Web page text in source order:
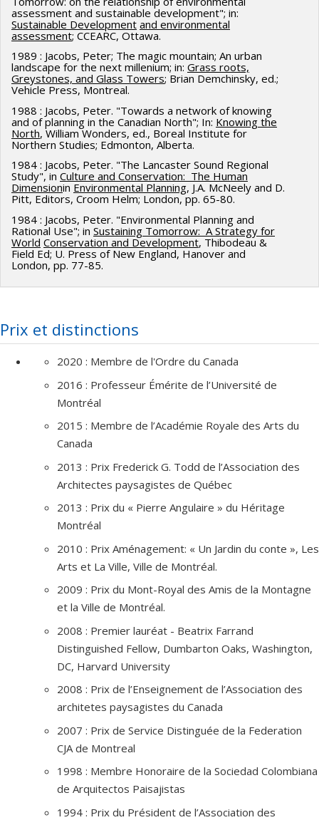
assessment and sustainable development"; in:
Sustainable Development and environmental
assessment; CCEARC, Ottawa.
1989 : Jacobs, Peter; The magic mountain; An urban
landscape for the next millenium; in: Grass roots,
Greystones, and Glass Towers; Brian Demchinsky, ed.;
Vehicle Press, Montreal.
1988 : Jacobs, Peter. "Towards a network of knowing
and of planning in the Canadian North"; In: Knowing the
North, William Wonders, ed., Boreal Institute for
Northern Studies; Edmonton, Alberta.
1984 : Jacobs, Peter. "The Lancaster Sound Regional
Study", in Culture and Conservation: The Human
Dimensionin Environmental Planning, J.A. McNeely and D.
Pitt, Editors, Croom Helm; London, pp. 65-80.
1984 : Jacobs, Peter. "Environmental Planning and
Rational Use"; in Sustaining Tomorrow: A Strategy for
World Conservation and Development, Thibodeau &
Field Ed; U. Press of New England, Hanover and
London, pp. 77-85.
Prix et distinctions
2020 : Membre de l'Ordre du Canada
2016 : Professeur Émérite de l’Université de
Montréal
2015 : Membre de l’Académie Royale des Arts du
Canada
2013 : Prix Frederick G. Todd de l’Association des
Architectes paysagistes de Québec
2013 : Prix du « Pierre Angulaire » du Héritage
Montréal
2010 : Prix Aménagement: « Un Jardin du conte », Les
Arts et La Ville, Ville de Montréal.
2009 : Prix du Mont-Royal des Amis de la Montagne
et la Ville de Montréal.
2008 : Premier lauréat - Beatrix Farrand
Distinguished Fellow, Dumbarton Oaks, Washington,
DC, Harvard University
2008 : Prix de l’Enseignement de l’Association des
architetes paysagistes du Canada
2007 : Prix de Service Distinguée de la Federation
CJA de Montreal
1998 : Membre Honoraire de la Sociedad Colombiana
de Arquitectos Paisajistas
1994 : Prix du Président de l’Association des